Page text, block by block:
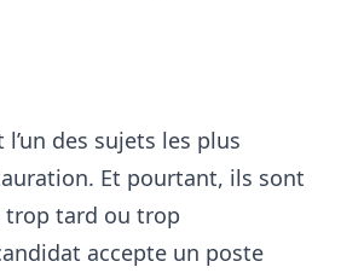
des sujets les plus
Et pourtant, ils sont
trop tard ou trop
accepte un poste